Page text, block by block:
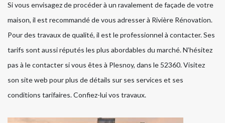
Si vous envisagez de procéder à un ravalement de façade de votre
maison, il est recommandé de vous adresser à Rivière Rénovation.
Pour des travaux de qualité, il est le professionnel à contacter. Ses
tarifs sont aussi réputés les plus abordables du marché. N’hésitez
pas à le contacter si vous êtes à Plesnoy, dans le 52360. Visitez
son site web pour plus de détails sur ses services et ses
conditions tarifaires. Confiez-lui vos travaux.